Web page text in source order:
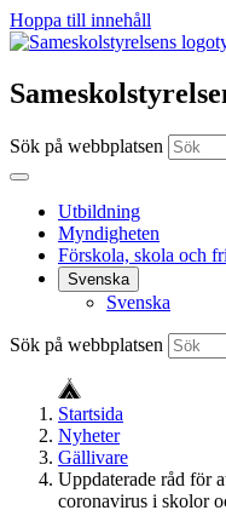
Hoppa till innehåll
Sök på webbplatsen
Utbildning
Myndigheten
Förskola, skola och
Svenska
Svenska
Sök på webbplatsen
Startsida
Nyheter
Gällivare
Uppdaterade råd för
coronavirus i skolor